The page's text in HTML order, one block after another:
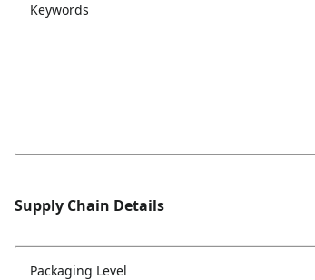
Keywords
Supply Chain Details
Packaging Level